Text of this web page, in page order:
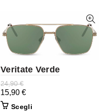
Veritate Verde
24,90€
15,90 €
Scegli